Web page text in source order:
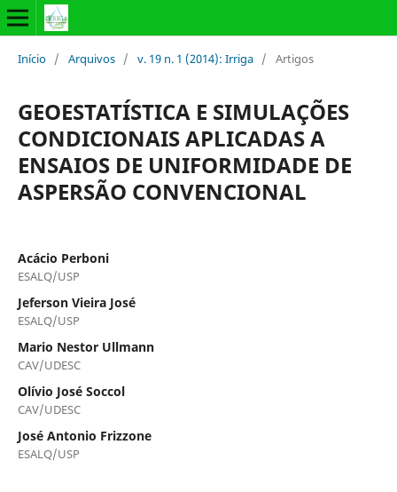
Início / Arquivos / v. 19 n. 1 (2014): Irriga / Artigos
GEOESTATÍSTICA E SIMULAÇÕES
CONDICIONAIS APLICADAS A
ENSAIOS DE UNIFORMIDADE DE
ASPERSÃO CONVENCIONAL
Acácio Perboni
ESALQ/USP
Jeferson Vieira José
ESALQ/USP
Mario Nestor Ullmann
CAV/UDESC
Olívio José Soccol
CAV/UDESC
José Antonio Frizzone
ESALQ/USP